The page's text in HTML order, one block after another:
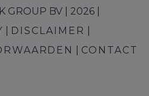
GROUP BV | 2026 |
DISCLAIMER
CONTACT